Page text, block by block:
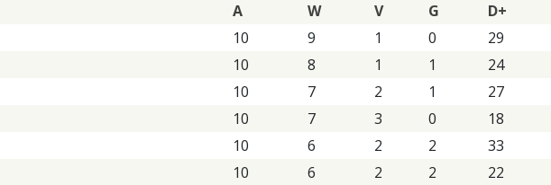
A W V G D+
10 9 1 0 29
10 8 1 1 24
10 7 2 1 27
10 7 3 0 18
10 6 2 2 33
10 6 2 2 22